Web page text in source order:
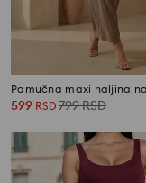
Pamučna maxi haljina
599 RSD 799RSD